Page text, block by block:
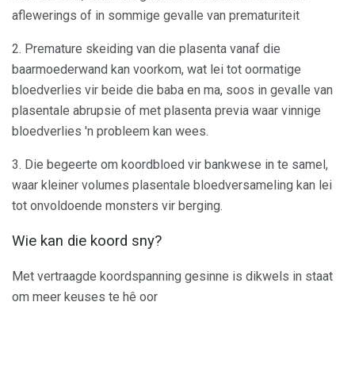
aflewerings of in sommige gevalle van prematuriteit
2. Premature skeiding van die plasenta vanaf die
baarmoederwand kan voorkom, wat lei tot oormatige
bloedverlies vir beide die baba en ma, soos in gevalle van
plasentale abrupsie of met plasenta previa waar vinnige
bloedverlies 'n probleem kan wees.
3. Die begeerte om koordbloed vir bankwese in te samel,
waar kleiner volumes plasentale bloedversameling kan lei
tot onvoldoende monsters vir berging.
Wie kan die koord sny?
Met vertraagde koordspanning gesinne is dikwels in staat
om meer keuses te hê oor